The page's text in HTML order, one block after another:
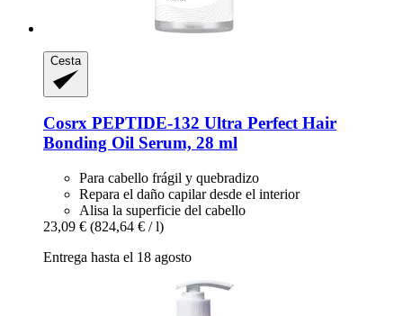
Cesta
Cosrx PEPTIDE-​132 Ultra Perfect Hair
Bonding Oil Serum, 28 ml
Para cabello frágil y quebradizo
Repara el daño capilar desde el interior
Alisa la superficie del cabello
23,09 € (824,64 € / l)
Entrega hasta el 18 agosto